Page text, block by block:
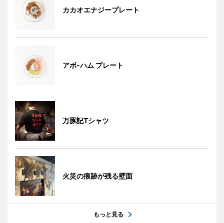
カカオエナジープレート
アボ-ハム プレート
万豚記Tシャツ
火災の痕跡が残る壁面
もっと見る